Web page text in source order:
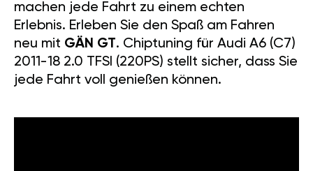
machen jede Fahrt zu einem echten
Erlebnis. Erleben Sie den Spaß am Fahren
neu mit GÄN GT. Chiptuning für Audi A6 (C7)
2011-18 2.0 TFSI (220PS) stellt sicher, dass Sie
jede Fahrt voll genießen können.